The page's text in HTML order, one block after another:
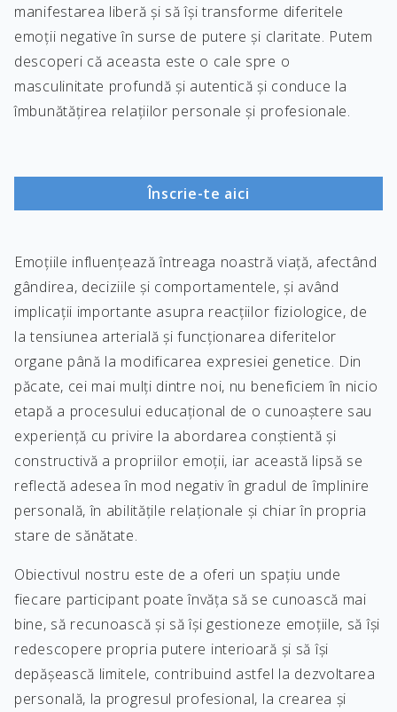
manifestarea liberă și să își transforme diferitele
emoții negative în surse de putere și claritate. Putem
descoperi că aceasta este o cale spre o
masculinitate profundă și autentică și conduce la
îmbunătățirea relațiilor personale și profesionale.
Înscrie-te aici
Emoțiile influențează întreaga noastră viață, afectând
gândirea, deciziile și comportamentele, și având
implicații importante asupra reacțiilor fiziologice, de
la tensiunea arterială și funcționarea diferitelor
organe până la modificarea expresiei genetice. Din
păcate, cei mai mulți dintre noi, nu beneficiem în nicio
etapă a procesului educațional de o cunoaștere sau
experiență cu privire la abordarea conștientă și
constructivă a propriilor emoții, iar această lipsă se
reflectă adesea în mod negativ în gradul de împlinire
personală, în abilitățile relaționale și chiar în propria
stare de sănătate.
Obiectivul nostru este de a oferi un spațiu unde
fiecare participant poate învăța să se cunoască mai
bine, să recunoască și să își gestioneze emoțiile, să își
redescopere propria putere interioară și să își
depășească limitele, contribuind astfel la dezvoltarea
personală, la progresul profesional, la crearea și